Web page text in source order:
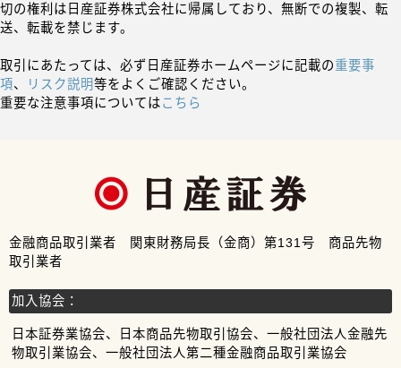
切の権利は日産証券株式会社に帰属しており、無断での複製、転
送、転載を禁じます。
取引にあたっては、必ず日産証券ホームページに記載の重要事
項、 リスク説明等をよくご確認ください。
重要な注意事項についてはこちら
金融商品取引業者 関東財務局長（金商）第131号 商品先物
取引業者
加入協会：
日本証券業協会、日本商品先物取引協会、一般社団法人金融先
物取引業協会、一般社団法人第二種金融商品取引業協会